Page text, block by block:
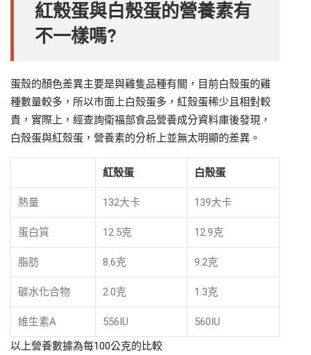
紅殼蛋與白殼蛋的營養素有
不一樣嗎?
蛋殼的顏色差異主要是與雞隻品種有關，目前白殼蛋的雞
種數量較多，所以市面上白殼蛋多，紅殼蛋稀少且相對較
貴，實際上，經查詢衛福部食品營養成分資料庫後發現，
白殼蛋與紅殼蛋，營養素的分析上並無太明顯的差異。
紅殼蛋 白殼蛋
熱量 132大卡 139大卡
蛋白質 12.5克 12.9克
脂肪 8.6克 9.2克
碳水化合物 2.0克 1.3克
維生素A 556IU
560IU
以上營養數據為每100公克的比較